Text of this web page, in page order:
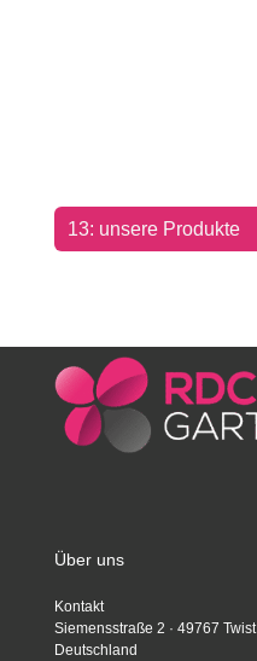
13: unsere Produkte
Über uns
Kontakt
Siemensstraße 2 · 49767 Twist
Deutschland